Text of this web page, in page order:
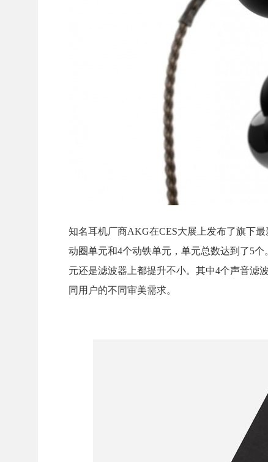
知名耳机厂商AKG在CES大展上发布了旗下
动圈单元和4个动铁单元，单元总数达到了5
元还是滤波器上都提升不小。其中4个声音滤
同用户的不同审美需求。